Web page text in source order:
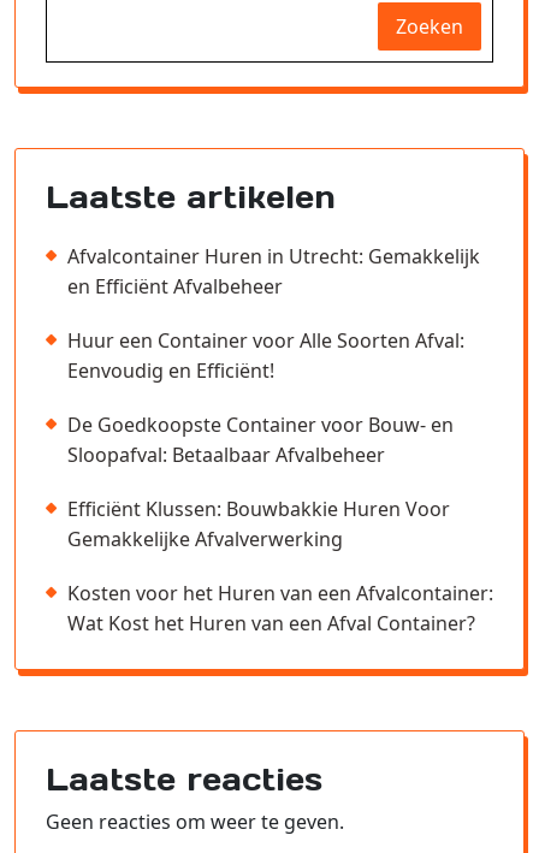
Zoeken
Laatste artikelen
Afvalcontainer Huren in Utrecht: Gemakkelijk
en Efficiënt Afvalbeheer
Huur een Container voor Alle Soorten Afval:
Eenvoudig en Efficiënt!
De Goedkoopste Container voor Bouw- en
Sloopafval: Betaalbaar Afvalbeheer
Efficiënt Klussen: Bouwbakkie Huren Voor
Gemakkelijke Afvalverwerking
Kosten voor het Huren van een Afvalcontainer:
Wat Kost het Huren van een Afval Container?
Laatste reacties
Geen reacties om weer te geven.